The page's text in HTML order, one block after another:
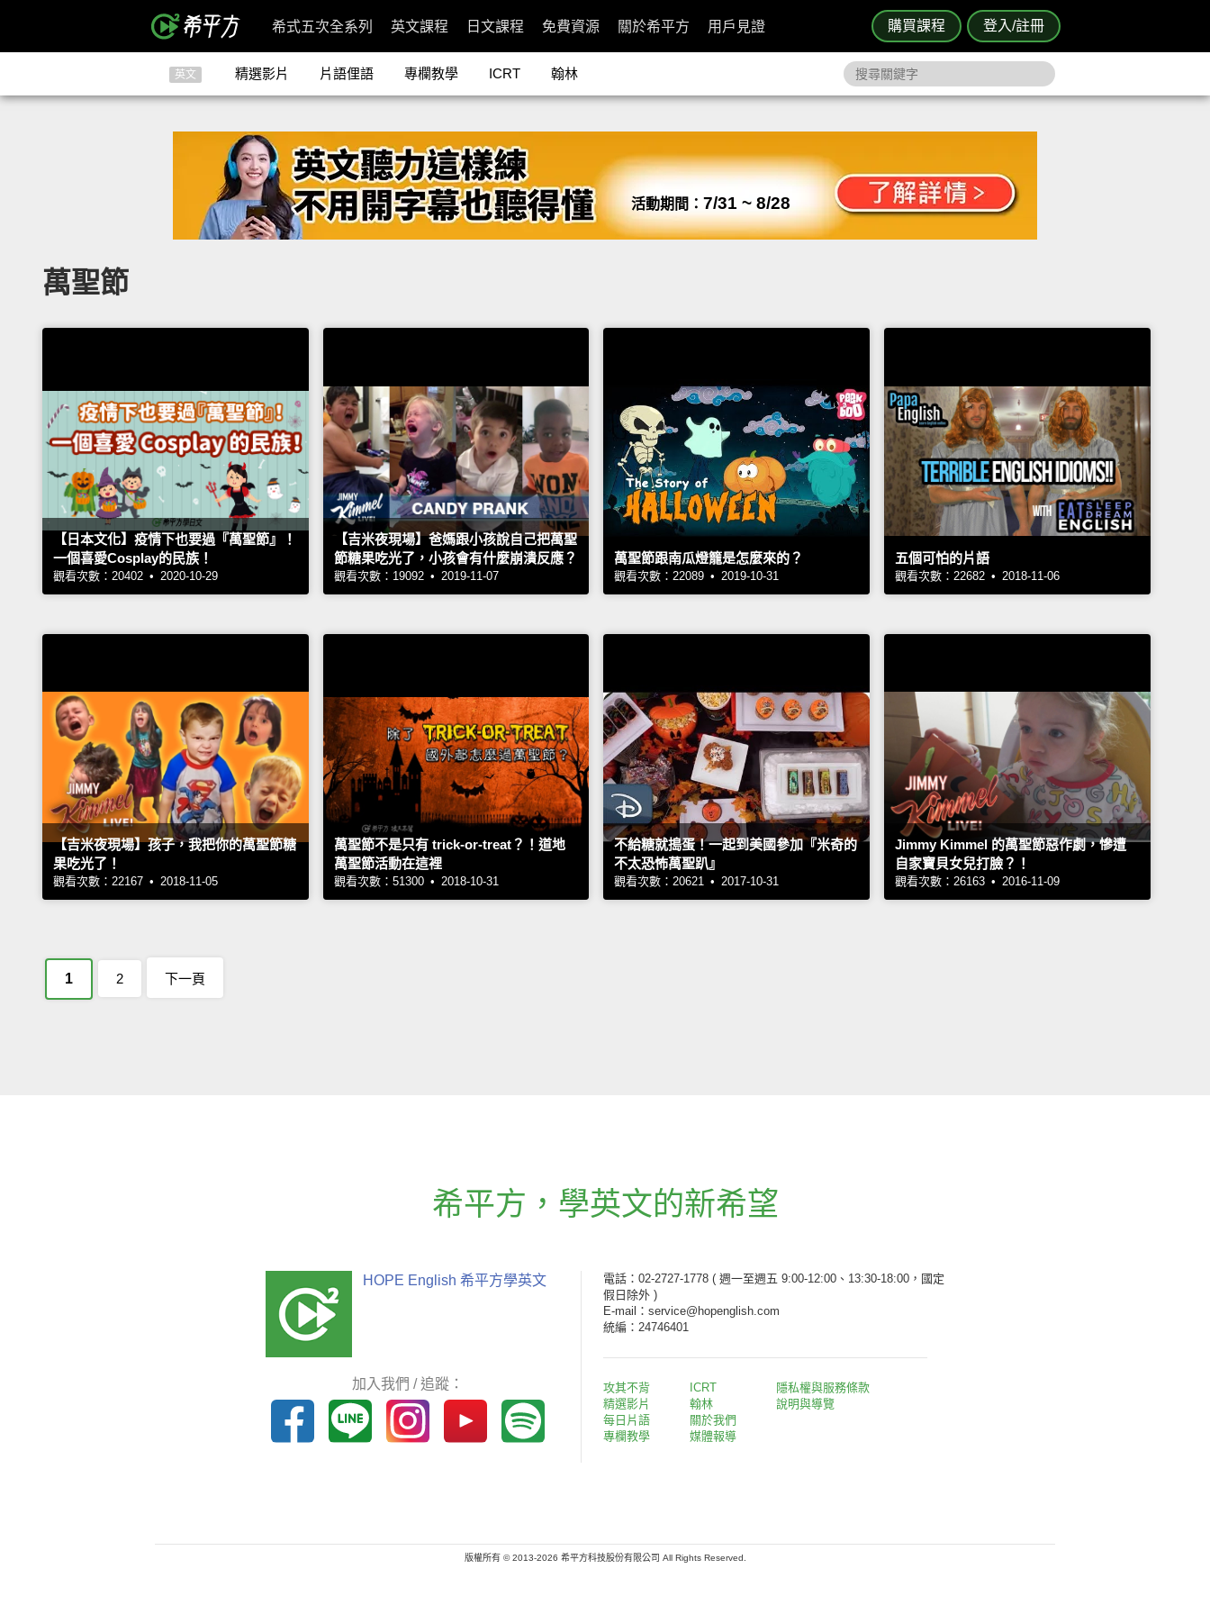
購買課程 登入/註冊
希式五次全系列 英文課程 日文課程 免費資源 關於希平方 用戶見證
英文 精選影片 片語俚語 專欄教學 ICRT 翰林
活動期間： 7/31 ~ 8/28
萬聖節
【日本文化】疫情下也要過『萬聖節』！
一個喜愛Cosplay的民族！
觀看次數：20402 • 2020-10-29
【吉米夜現場】爸媽跟小孩說自己把萬聖
節糖果吃光了，小孩會有什麼崩潰反應？
觀看次數：19092 • 2019-11-07
萬聖節跟南瓜燈籠是怎麼來的？
觀看次數：22089 • 2019-10-31
五個可怕的片語
觀看次數：22682 • 2018-11-06
【吉米夜現場】孩子，我把你的萬聖節糖
果吃光了！
觀看次數：22167 • 2018-11-05
萬聖節不是只有 trick-or-treat？！道地
萬聖節活動在這裡
觀看次數：51300 • 2018-10-31
不給糖就搗蛋！一起到美國參加『米奇的
不太恐怖萬聖趴』
觀看次數：20621 • 2017-10-31
Jimmy Kimmel 的萬聖節惡作劇，慘遭
自家寶貝女兒打臉？！
觀看次數：26163 • 2016-11-09
1 2 下一頁
希平方 ， 學英文的新希望
HOPE English 希平方學英文
加入我們 / 追蹤：
電話：02-2727-1778 ( 週一至週五 9:00-12:00、13:30-18:00，國定
假日除外 )
E-mail：service@hopenglish.com
統編：24746401
攻其不背
精選影片
每日片語
專欄教學
ICRT
翰林
關於我們
媒體報導
隱私權與服務條款
說明與導覽
版權所有 © 2013-2026 希平方科技股份有限公司 All Rights Reserved.